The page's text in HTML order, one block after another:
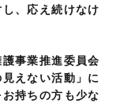
、応え続けなけ
事業推進委員会
えない活動」に
持ちの方も少な